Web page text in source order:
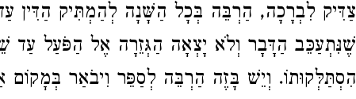
צַדִּיק לִבְרָכָה, הַרְבֵּה בְּכָל הַשָּׁנָה לְהַמְתִּיק הַדִּין
שֶׁנִּתְעַכֵּב הַדָּבָר וְלֹא יָצְאָה הַגְּזֵרָה אֶל הַפֹּעַל עַד
הִסְתַּלְּקוּתוֹ. וְיֵשׁ בָּזֶה הַרְבֵּה לְסַפֵּר וִיבֹאַר בְּמָקוֹם